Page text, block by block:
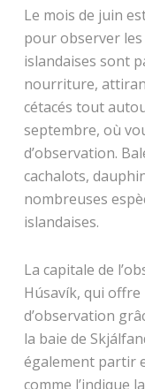
Le mois de juin
pour observer les
islandaises sont
nourriture,
cétacés tout
septembre, où
d’observation.
cachalots,
nombreuses
islandaises.
La capitale de
Húsavík, qui
d’observation
la baie de
également partir
comme l’indique